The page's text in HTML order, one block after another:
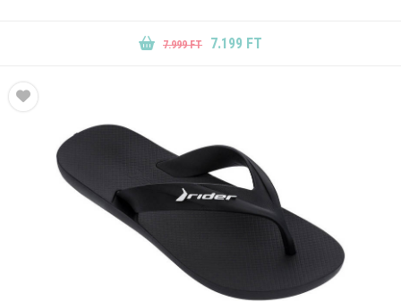
7.999 FT 7.199 FT